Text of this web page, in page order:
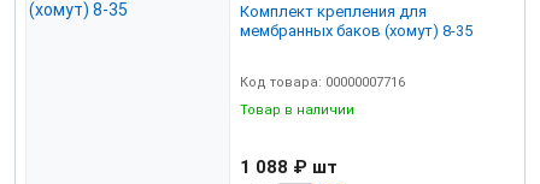
Комплект крепления для
мембранных баков (хомут) 8-35
Код товара: 00000007716
Товар в наличии
1 088 ₽ шт